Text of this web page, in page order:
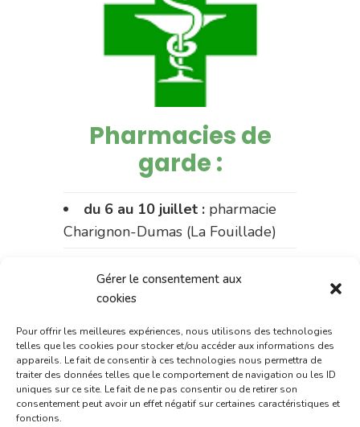
Gérer le consentement aux
cookies
Pour offrir les meilleures expériences, nous utilisons des technologies
telles que les cookies pour stocker et/ou accéder aux informations des
appareils. Le fait de consentir à ces technologies nous permettra de
traiter des données telles que le comportement de navigation ou les ID
uniques sur ce site. Le fait de ne pas consentir ou de retirer son
consentement peut avoir un effet négatif sur certaines caractéristiques et
fonctions.
Pharmacies de
garde :
du 6 au 10 juillet : pharmacie
Charignon-Dumas (La Fouillade)
Dupont (place de la République)
Palobart (Laguépie)
du 17 au 20 juillet :pharmacie
Carnus (rue Marcellin-Fabre)